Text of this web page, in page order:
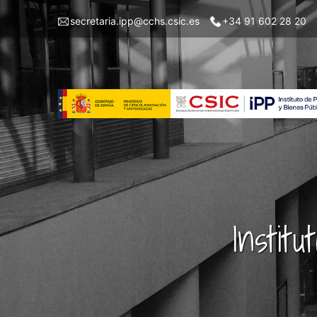
Pasar
contenido
principal
Menu
IPP
secretaria.ipp@cchs.csic.es +34 91 602 28 20